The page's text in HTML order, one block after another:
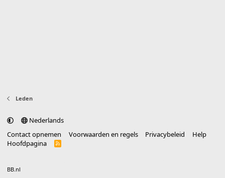
Leden
Nederlands
Contact opnemen
Voorwaarden en regels Privacybeleid
Help
Hoofdpagina
R
BB.nl